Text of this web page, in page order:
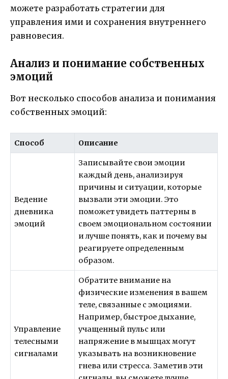
можете разработать стратегии для
управления ими и сохранения внутреннего
равновесия.
Анализ и понимание собственных
эмоций
Вот несколько способов анализа и понимания
собственных эмоций:
Способ Описание
Ведение
дневника
эмоций
Записывайте свои эмоции
каждый день, анализируя
причины и ситуации, которые
вызвали эти эмоции. Это
поможет увидеть паттерны в
своем эмоциональном состоянии
и лучше понять, как и почему вы
реагируете определенным
образом.
Управление
телесными
сигналами
Обратите внимание на
физические изменения в вашем
теле, связанные с эмоциями.
Например, быстрое дыхание,
учащенный пульс или
напряжение в мышцах могут
указывать на возникновение
гнева или стресса. Заметив эти